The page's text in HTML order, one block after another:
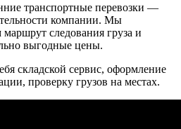
транспортные перевозки —
компании. Мы
следования груза и
выгодные цены.
складской сервис, оформление
проверку грузов на местах.